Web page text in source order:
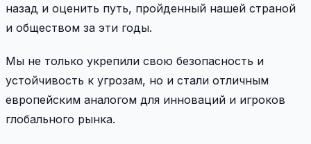
назад и оценить путь, пройденный нашей страной
и обществом за эти годы.
Мы не только укрепили свою безопасность и
устойчивость к угрозам, но и стали отличным
европейским аналогом для инноваций и игроков
глобального рынка.